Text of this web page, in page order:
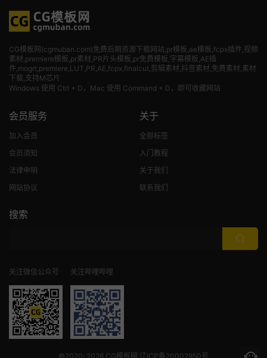
CG模板网(cgmuban.com)免费后期资源下载网站,pr模板,ae模板,fcpx插件,视频
素材 ,premiere模板,pr素材,PR片头模板,pr免费模板,字幕模板,AE插
件,mogrt,premiere,LUT,PR,AE,fcpx,finalcut,剪辑素材,抖音素材,免费素材,素材
下载,支持M芯片
Windows 使用 Ctrl + D，Mac 使用 Command + D，即可收藏网站
会员服务
加入会员
会员须知
法律申明
网站协议
关于
全部标签
入门教程
关于我们
联系我们
搜索
关注微信公众号 关注哔哩哔哩
©2020-2026 CG模板网 辽ICP备20002950号